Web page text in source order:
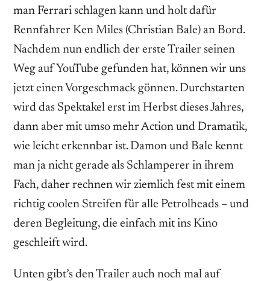
man Ferrari schlagen kann und holt dafür
Rennfahrer Ken Miles (Christian Bale) an Bord.
Nachdem nun endlich der erste Trailer seinen
Weg auf YouTube gefunden hat, können wir uns
jetzt einen Vorgeschmack gönnen. Durchstarten
wird das Spektakel erst im Herbst dieses Jahres,
dann aber mit umso mehr Action und Dramatik,
wie leicht erkennbar ist. Damon und Bale kennt
man ja nicht gerade als Schlamperer in ihrem
Fach, daher rechnen wir ziemlich fest mit einem
richtig coolen Streifen für alle Petrolheads – und
deren Begleitung, die einfach mit ins Kino
geschleift wird.
Unten gibt’s den Trailer auch noch mal auf